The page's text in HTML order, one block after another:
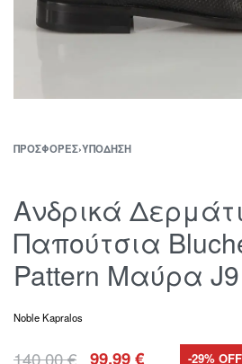
ΠΡΟΣΦΟΡΈΣ›ΥΠΌΔΗΣΗ
Ανδρικά
Παπούτσια
Pattern Μαύρα
Noble Kapralos
140,00€ 99,99€ -29% OFF